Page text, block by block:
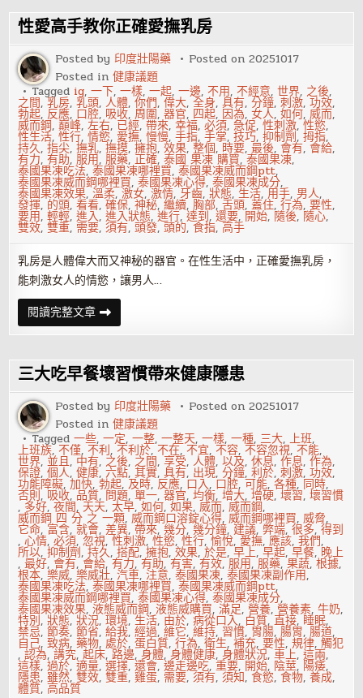
激
發
愛
侶
性
潛
力
性愛高手教你正確愛撫乳房
Posted by 印度壯陽藥 Posted on20251017
Posted in健康議題
Tagged ig,一下,一樣,一起,一邊,不用,不經意,世界, 之後,
之間,乳房,乳頭,人體,你們,偉大,全身,具有,分鐘,刺激,功效,
勃起, 反應, 口腔, 吸收,周圍,器官, 四起, 因為,女人,如何,威而,
威而鋼,巔峰,左右, 已經,帶來,幸福,必須,急促,性刺激,性慾,
性生活,性行,情慾, 愛撫,慢慢,手指,手掌,技巧,抑制劑,拇指,
持久,指尖,撫乳,撫摸,擁抱,效果,整個, 時要,最後, 會有, 會給,
有力,有助,服用,服藥,正確,泰國 果凍 購買,泰國果凍,
泰國果凍吃法,泰國果凍哪裡買,泰國果凍威而鋼ptt,
泰國果凍威而鋼哪裡買,泰國果凍心得,泰國果凍成分,
泰國果凍效果,溫柔,激女,激情, 牙齒,狀態,生活,用手, 男人,
發揮, 的頭,看看,確保,神秘,繼續,胸部,舌頭,蓋住,行為,要性,
要用,輕輕,進入,進入狀態,進行,達到,還要, 開始, 隨後, 隨心,
雙效,雙重, 需要,須有,頭發,頭的,食指,高手
乳房是人體偉大而又神秘的器官。在性生活中，正確愛撫乳房，
能刺激女人的情慾，讓男人…
閱讀完整文章性
愛
高
教
你
正
確
愛
撫
乳
房
三大吃早餐壞習慣帶來健康隱患
Posted by 印度壯陽藥 Posted on20251017
Posted in健康議題
Tagged一些,一定,一整,一整天,一樣,一種, 三大,上班,
上班族,不僅,不利,不利於,不在,不宜,不容,不容忽視,不能,
世界,並且, 中有, 之後, 之間,享受,人體,以及,休息,作息,作為,
保證,個人,健康,六點,其實,具有, 出現,分鐘,利於,刺激,功效,
功能障礙,加快,勃起,及時, 反應, 口入, 口腔,可能,各種, 同時,
否則, 吸收, 品質, 問題,單一,器官,均衡,增大,增硬,壞習,壞習慣
, 多好,夜間, 天天,太早,如何,如果,威而,威而鋼,
威而鋼 四 分 之 一顆,威而鋼口溶錠心得,威而鋼哪裡買,威脅,
它命, 富含,就會,差異,帶來,幾分,幾分鐘, 建議,弊端,很多,得到
,心情,必須,忽視,性刺激,性慾,性行,愉悅, 愛撫,應該,我們,
所以,抑制劑,持久,搭配,擁抱,效果,於是,早上,早起,早餐, 晚上
,最好, 會有, 會給,有力,有助,有害,有效,服用,服藥,果蔬,根據,
根本,樂威,樂威壯,汽車, 注意,泰國果凍,泰國果凍副作用,
泰國果凍吃法,泰國果凍哪裡買,泰國果凍威而鋼ptt,
泰國果凍威而鋼哪裡買,泰國果凍心得,泰國果凍成分,
泰國果凍效果,液態威而鋼,液態威購買,滿足,營養,營養素,牛奶,
特別,狀態,狀況,環境,生活, 由於,病從口入, 白質,直接, 睡眠,
禁忌,節奏,節省,給我,經過,維它,維持, 習慣, 胃腸,腸胃,腸道,
自己,致病,藥物, 處於,蛋白質,行為,衛生,補充,要性,規律,觸犯
,認為,講究,起床,路邊,身體,身體健康,身體狀況,車上,這兩,
這樣,過於,適量,選擇,還會,邊走邊吃,重要, 開始, 陰莖, 陽痿,
隱患,雖然,雙效,雙重,雞蛋, 需要,須有,須知,食慾,食物,養成,
體質,高品質